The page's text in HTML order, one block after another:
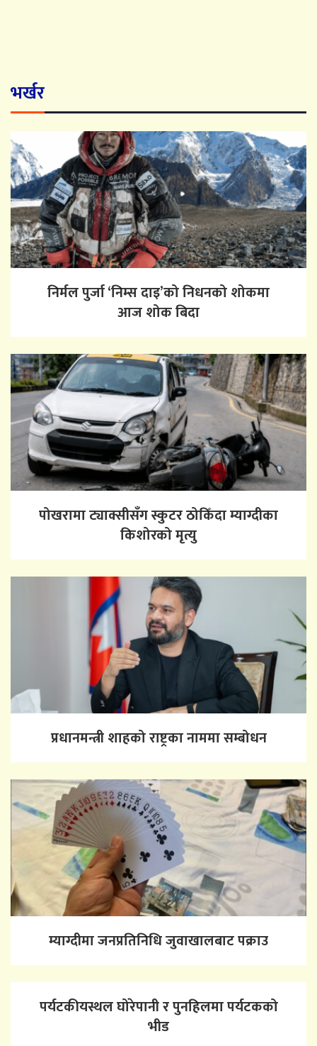
भर्खर
निर्मल पुर्जा ‘निम्स दाइ’को निधनको शोकमा
आज शोक बिदा
पोखरामा ट्याक्सीसँग स्कुटर ठोकिँदा म्याग्दीका
किशोरको मृत्यु
प्रधानमन्त्री शाहको राष्ट्रका नाममा सम्बोधन
म्याग्दीमा जनप्रतिनिधि जुवाखालबाट पक्राउ
पर्यटकीयस्थल घोरेपानी र पुनहिलमा पर्यटकको
भीड